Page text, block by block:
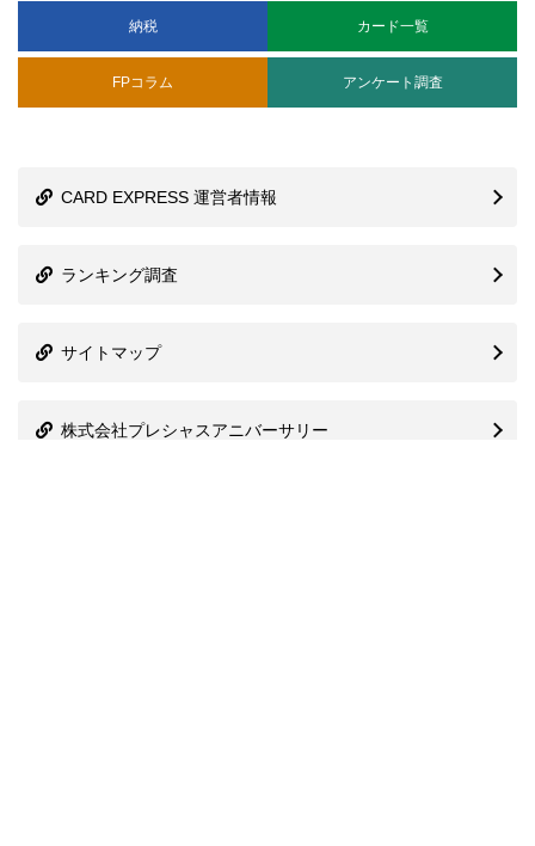
納税 カード一覧
FPコラム アンケート調査
CARD EXPRESS 運営者情報
ランキング調査
サイトマップ
株式会社プレシャスアニバーサリー